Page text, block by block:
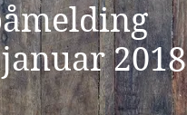
2018